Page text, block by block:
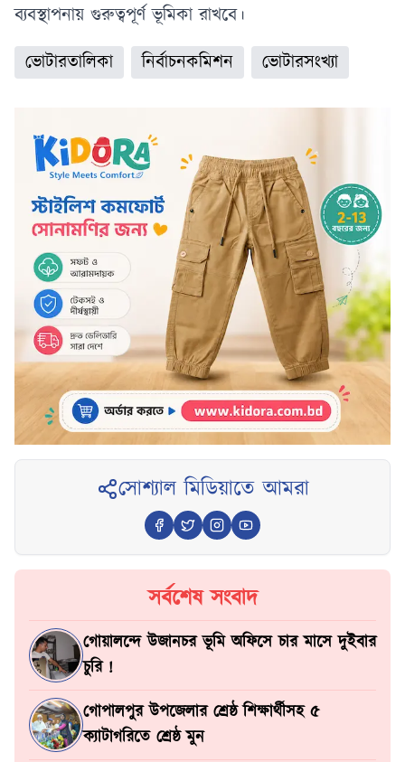
ব্যবস্থাপনায় গুরুত্বপূর্ণ ভূমিকা রাখবে।
ভোটারতালিকা
নির্বাচনকমিশন ভোটারসংখ্যা
সোশ্যাল মিডিয়াতে আমরা
সর্বশেষ সংবাদ
গোয়ালন্দে উজানচর ভূমি অফিসে চার মাসে দুইবার
চুরি !
গোপালপুর উপজেলার শ্রেষ্ঠ শিক্ষার্থীসহ ৫
ক্যাটাগরিতে শ্রেষ্ঠ মুন